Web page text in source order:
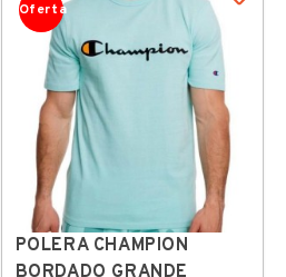
Oferta
POLERA CHAMPION